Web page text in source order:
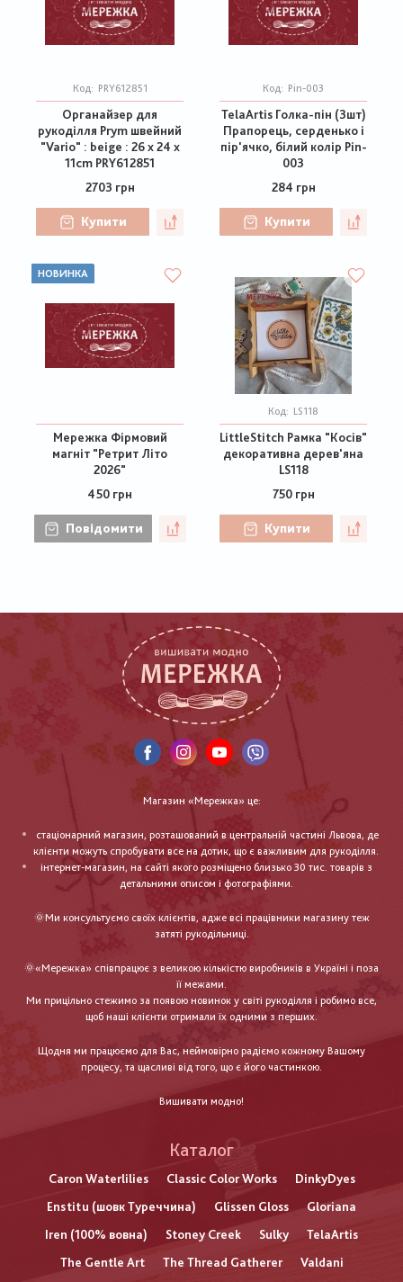
Код: PRY612851
Органайзер для
рукоділля Prym швейний
"Vario" : beige : 26 x 24 x
11cm PRY612851
2703 грн
Купити
Код: Pin-003
TelaArtis Голка-пін (3шт)
Прапорець, серденько і
пір'ячко, білий колір Pin-
003
284 грн
Купити
НОВИНКА
Мережка Фірмовий
магніт "Ретрит Літо
2026"
450 грн
Повідомити
Код: LS118
LittleStitch Рамка "Косів"
декоративна дерев'яна
LS118
750 грн
Купити
Магазин «Мережка» це:
стаціонарний магазин, розташований в центральній частині Львова, де
клієнти можуть спробувати все на дотик, що є важливим для рукоділля.
інтернет-магазин, на сайті якого розміщено близько 30 тис. товарів з
детальними описом і фотографіями.
🌞Ми консультуємо своїх клієнтів, адже всі працівники магазину теж
затяті рукодільниці.
🌞«Мережка» співпрацює з великою кількістю виробників в Україні і поза
її межами.
Ми прицільно стежимо за появою новинок у світі рукоділля і робимо все,
щоб наші клієнти отримали їх одними з перших.
Щодня ми працюємо для Вас, неймовірно радіємо кожному Вашому
процесу, та щасливі від того, що є його частинкою.
Вишивати модно!
Каталог
Caron Waterlilies Classic Color Works
DinkyDyes
Enstitu (шовк Туреччина)
Glissen Gloss
Gloriana
Iren (100% вовна)
Stoney Creek Sulky
TelaArtis
The Gentle Art
The Thread Gatherer
Valdani